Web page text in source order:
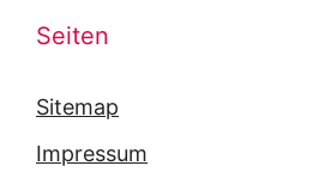
Seiten
Sitemap
Impressum